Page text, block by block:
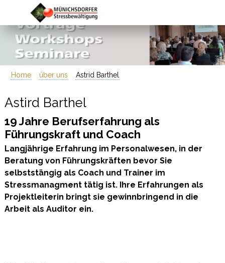
Home über uns Astrid Barthel
Astird Barthel
19 Jahre Berufserfahrung als
Führungskraft und Coach
Langjährige Erfahrung im Personalwesen, in der
Beratung von Führungskräften bevor Sie
selbststängig als Coach und Trainer im
Stressmanagment tätig ist. Ihre Erfahrungen als
Projektleiterin bringt sie gewinnbringend in die
Arbeit als Auditor ein.